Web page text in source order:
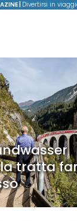
| Divertirsi in
tratta